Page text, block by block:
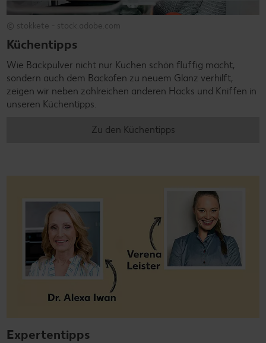
© stokkete - stock.adobe.com
Küchentipps
Wie Backpulver nicht nur Kuchen schön fluffig macht,
sondern auch dem Backofen zu neuem Glanz verhilft,
zeigen wir neben zahlreichen anderen Hacks und Kniffen in
unseren Küchentipps.
Zu den Küchentipps
Expertentipps